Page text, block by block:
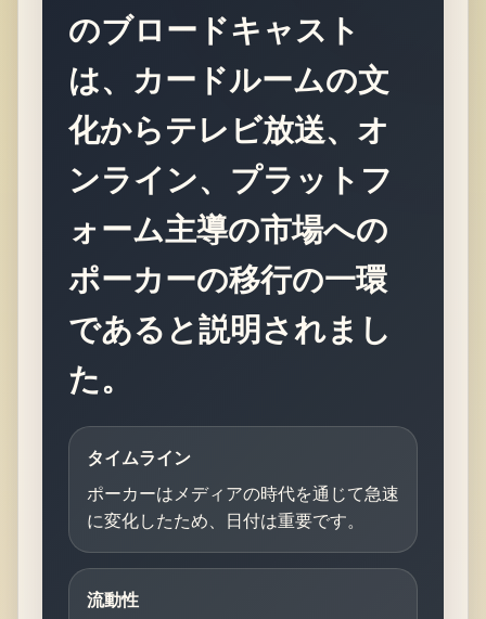
のブロードキャスト
は、カードルームの文
化からテレビ放送、オ
ンライン、プラットフ
ォーム主導の市場への
ポーカーの移行の一環
であると説明されまし
た。
タイムライン
ポーカーはメディアの時代を通じて急速
に変化したため、日付は重要です。
流動性